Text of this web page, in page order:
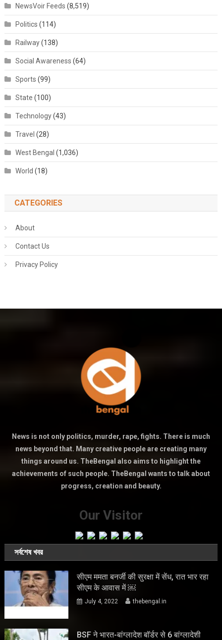
NewsVoir Feeds (8,519)
Politics (114)
Railway(138)
Social Awareness (64)
Sports (99)
State (100)
Technology(43)
Travel (28)
West Bengal (1,036)
World (18)
CATEGORIES
About
Contact Us
Privacy Policy
News is not only politics, murder, rape, fights. There is much
news beyond that. Many creative people are creating many
things around us. TheBengal also aims to highlight the
achievements of such people. TheBengal wants to talk about
progress, creation and beauty.
Our Visitor
সর্বশেষ খবর
सीएम ममता बनर्जी की सुरक्षा में सेंध, रात भार रहा
सीएम के आवास में ￼
July 4, 2022 thebengal.in
BSF ने भारत-बांग्लादेश बॉर्डर से 6 बांग्लादेशी